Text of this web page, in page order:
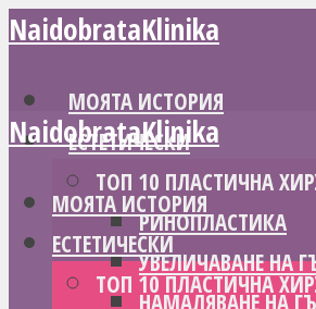
NaidobrataKlinika
МОЯТА ИСТОРИЯ
ЕСТЕТИЧЕСКИ
ТОП 10 ПЛАСТИЧНА
РИНОПЛАСТИКА
УВЕЛИЧАВАНЕ НА
НАМАЛЯВАНЕ НА
NaidobrataKlinika
МОЯТА ИСТОРИЯ
ЕСТЕТИЧЕСКИ
ТОП 10 ПЛАСТИЧНА